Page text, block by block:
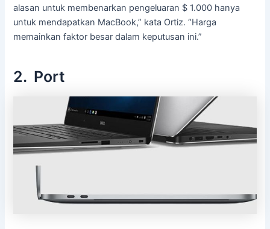
alasan untuk membenarkan pengeluaran $ 1.000 hanya
untuk mendapatkan MacBook,” kata Ortiz. “Harga
memainkan faktor besar dalam keputusan ini.”
2. Port